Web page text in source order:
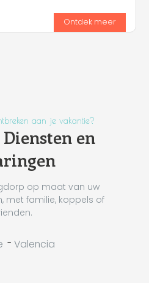
Ontdek meer
aan je vakantie?
en
op maat van uw
met familie, koppels of
- Valencia